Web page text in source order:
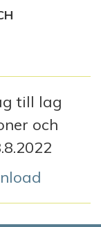
till lag
och